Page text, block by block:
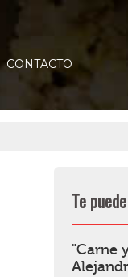
CONTACTO
Te
"Carne